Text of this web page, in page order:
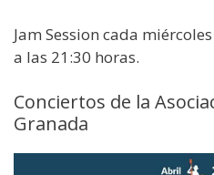
Jam Session cada
a las 21:30 horas.
Conciertos de la
Granada